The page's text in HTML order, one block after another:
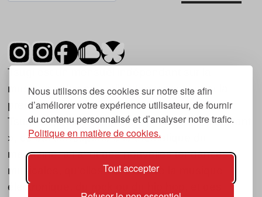
Nous utilisons des cookies sur notre site afin
d’améliorer votre expérience utilisateur, de fournir
du contenu personnalisé et d’analyser notre trafic.
Politique en matière de cookies.
Tout accepter
Tsugi est un mensuel indépendant sur la
musique et les nouvelles tendances, dont la
première parution date de 2007.
Tsugi en japonais signifie « prochain », « suivant
», ce qui correspond à la thématique du
magazine, à l’affût des nouvelles tendances
musicales, qu’elles viennent de la musique
électronique, du rock ou du hip hop, et des